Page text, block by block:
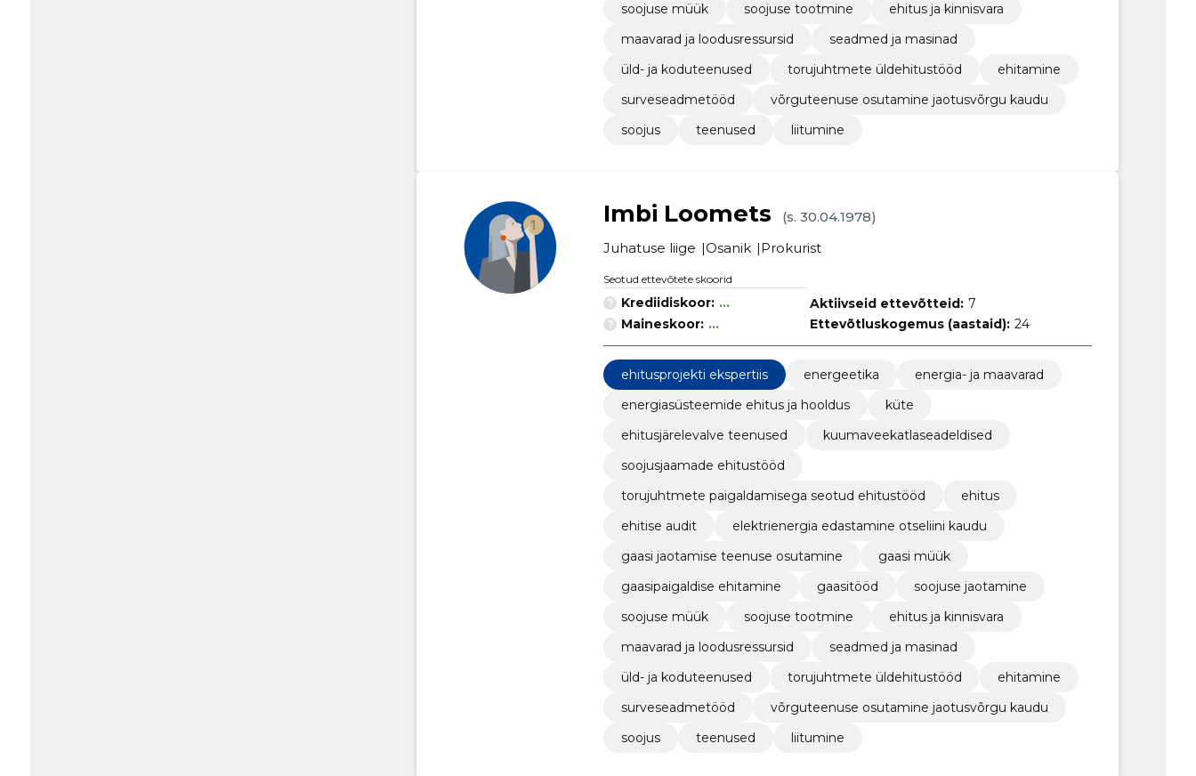
soojuse müük
soojuse tootmine
ehitus ja kinnisvara
maavarad ja loodusressursid
seadmed ja masinad
üld- ja koduteenused
torujuhtmete üldehitustööd
ehitamine
surveseadmetööd
võrguteenuse osutamine jaotusvõrgu kaudu
soojus
teenused liitumine
Imbi Loomets
(s. 30.04.1978)
Juhatuse liige
Osanik Prokurist
Seotud ettevõtete skoorid
Krediidiskoor: ...
Maineskoor: ...
Aktiivseid ettevõtteid: 7
Ettevõtluskogemus (aastaid): 24
ehitusprojekti ekspertiis energeetika
energia- ja maavarad
energiasüsteemide ehitus ja hooldus
küte
ehitusjärelevalve teenused
kuumaveekatlaseadeldised
soojusjaamade ehitustööd
torujuhtmete paigaldamisega seotud ehitustööd
ehitus
ehitise audit
elektrienergia edastamine otseliini kaudu
gaasi jaotamise teenuse osutamine
gaasi müük
gaasipaigaldise ehitamine
gaasitööd
soojuse jaotamine
soojuse müük
soojuse tootmine
ehitus ja kinnisvara
maavarad ja loodusressursid
seadmed ja masinad
üld- ja koduteenused
torujuhtmete üldehitustööd
ehitamine
surveseadmetööd
võrguteenuse osutamine jaotusvõrgu kaudu
soojus
teenused liitumine